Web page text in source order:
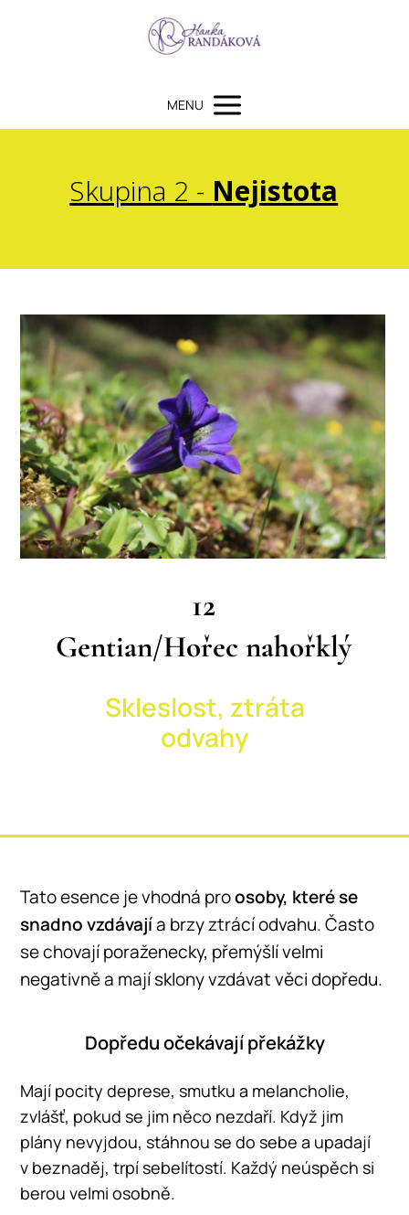
MENU
Skupina 2 - Nejistota
12
Gentian/Hořec nahořklý
Skleslost, ztráta
odvahy
Tato esence je vhodná proosoby, které se
snadno vzdávajía brzy ztrácí odvahu. Často
se chovají poraženecky, přemýšlí velmi
negativně a mají sklony vzdávat věci dopředu.
Dopředu očekávají překážky
Mají pocity deprese, smutku a melancholie,
zvlášť, pokud se jim něco nezdaří. Když jim
plány nevyjdou, stáhnou se do sebe a upadají
v beznaděj, trpí sebelítostí. Každý neúspěch si
berou velmi osobně.